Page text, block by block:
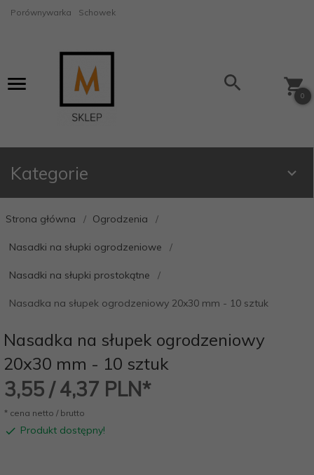
Porównywarka Schowek
0
Kategorie
Strona główna Ogrodzenia
Nasadki na słupki ogrodzeniowe
Nasadki na słupki prostokątne
Nasadka na słupek ogrodzeniowy 20x30 mm - 10 sztuk
Nasadka na słupek ogrodzeniowy
20x30 mm - 10 sztuk
3,55 / 4,37 PLN*
* cena netto / brutto
Produkt dostępny!